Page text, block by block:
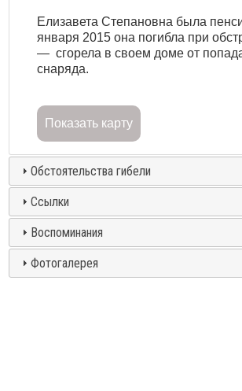
Елизавета Степановна была
января 2015 она погибла при
— сгорела в своем доме от
снаряда.
Показать карту
Обстоятельства гибели
Ссылки
Воспоминания
Фотогалерея